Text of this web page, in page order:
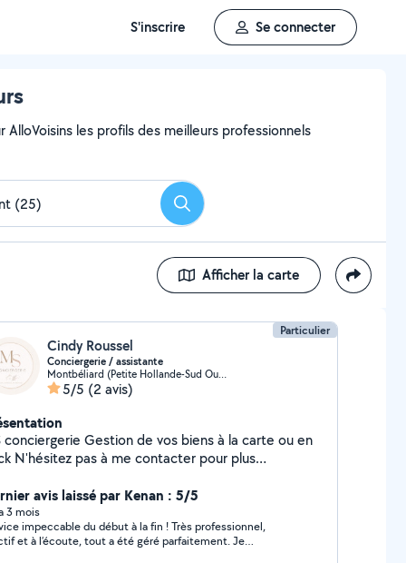
S'inscrire Se connecter
les profils des meilleurs professionnels
Rechercher
Afficher la carte
Particulier
Cindy Roussel
Conciergerie / assistante
Montbéliard (Petite Hollande-Sud Ouest)
5/5 (2 avis)
Gestion de vos biens à la carte ou en
pour plus
& numérique à domicile Vous êtes
par vos démarches administratives ou
avec internet ? Je vous accompagne
dans toutes vos démarches du quotidien :
avis laissé par Kenan : 5/5
3 mois
impeccable du début à la fin ! Très professionnel,
et à l’écoute, tout a été géré parfaitement. Je